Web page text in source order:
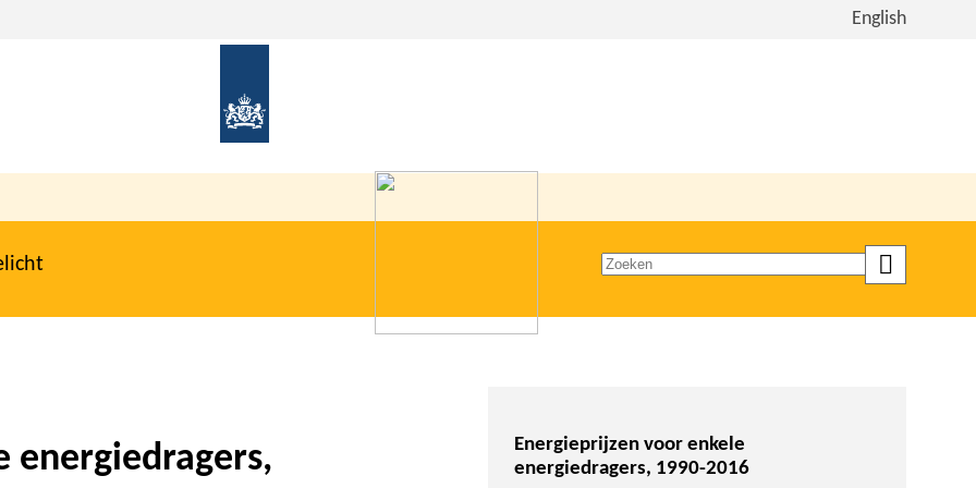
Bekijk
English
Zoeken
energiedragers,
Energieprijzen voor enkele
energiedragers, 1990-2016